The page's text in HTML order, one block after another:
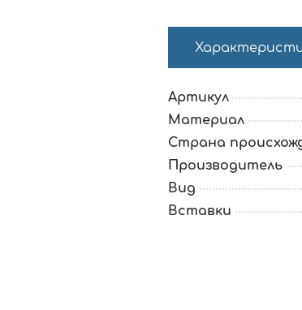
Артикул
Материал
Страна
Производитель
Вид
Вставки